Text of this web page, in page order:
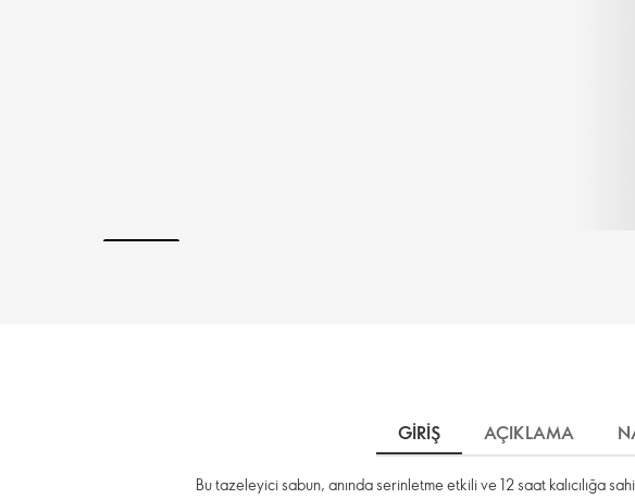
GIRIŞ AÇIKLAMA
Bu tazeleyici sabun, anında serinletme etkili ve 12 saat kalıcılığa